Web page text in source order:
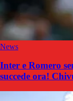
News
Inter e Romero
succede ora!